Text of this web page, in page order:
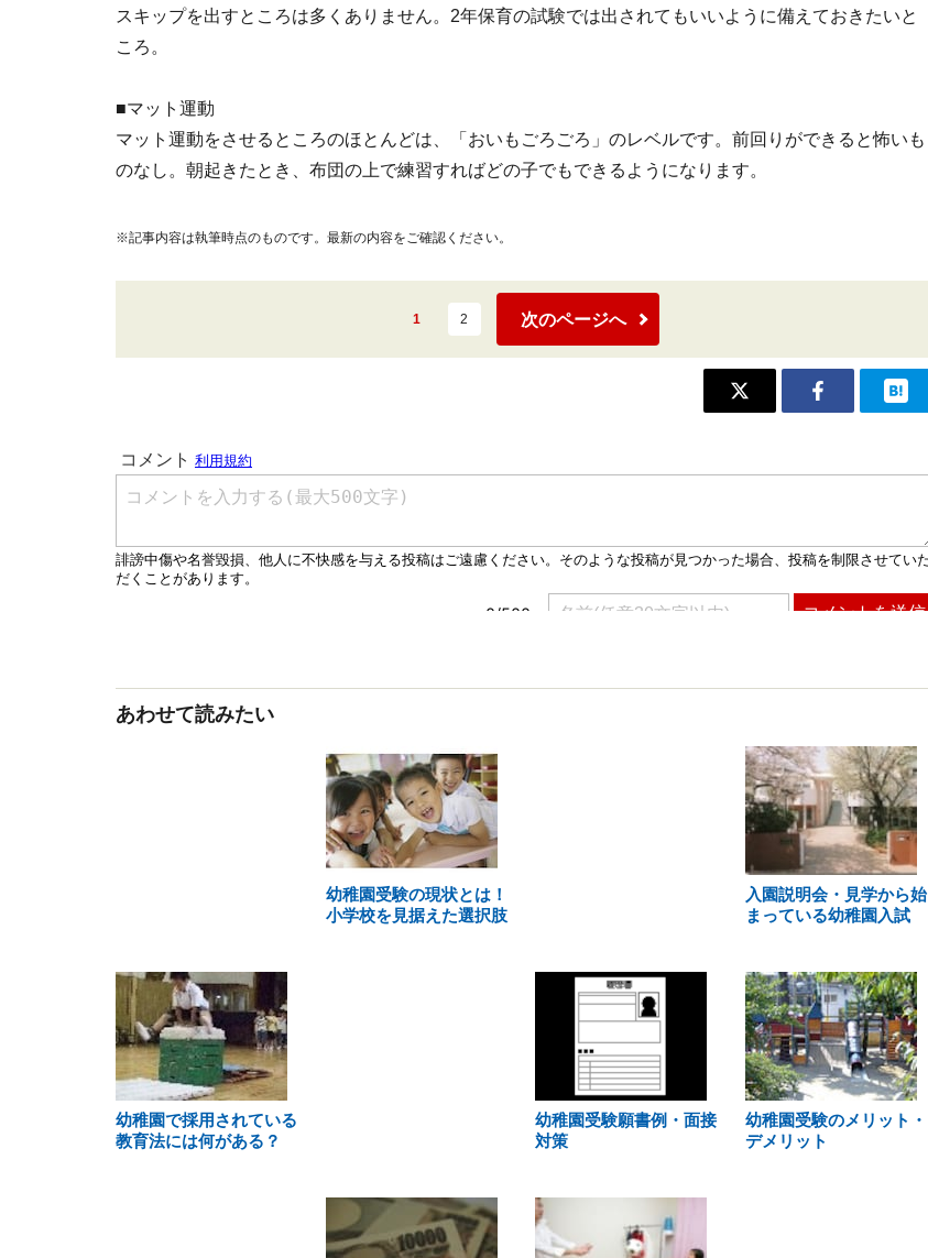
スキップを出すところは多くありません。2年保育の試験では出されてもいいように備えておきたいと
ころ。
■マット運動
マット運動をさせるところのほとんどは、「おいもごろごろ」のレベルです。前回りができると怖いも
のなし。朝起きたとき、布団の上で練習すればどの子でもできるようになります。
※記事内容は執筆時点のものです。最新の内容をご確認ください。
1 2 次のページへ
あわせて読みたい
幼稚園受験の現状とは！
小学校を見据えた選択肢
入園説明会・見学から始
まっている幼稚園入試
幼稚園で採用されている
教育法には何がある？
幼稚園受験願書例・面接
対策
幼稚園受験のメリット・
デメリット